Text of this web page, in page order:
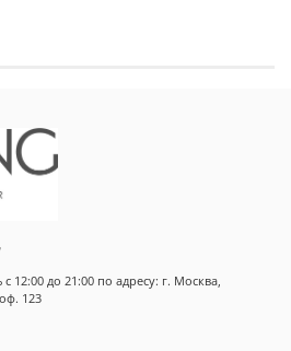
12:00 до 21:00 по адресу: г. Москва,
123